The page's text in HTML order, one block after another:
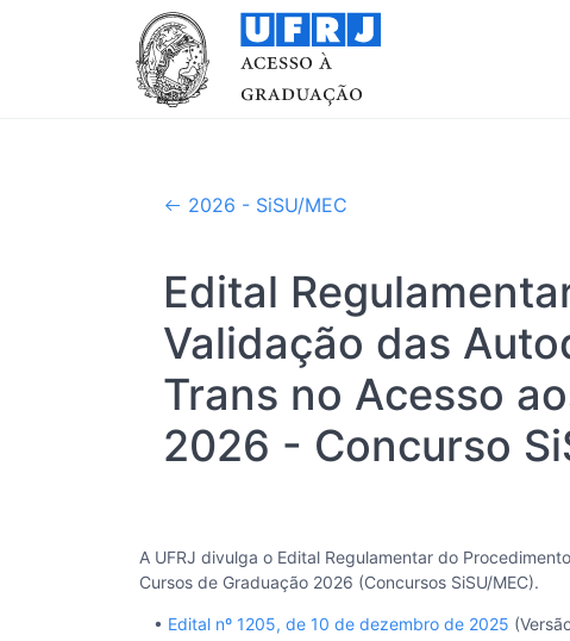
2026 - SiSU/MEC
Edital
Validação das
Trans no Acesso
2026 - Concurso
A UFRJ divulga o Edital Regulamentar do
Cursos de Graduação 2026 (Concursos SiSU/MEC).
• Edital nº 1205, de 10 de dezembro de 2025